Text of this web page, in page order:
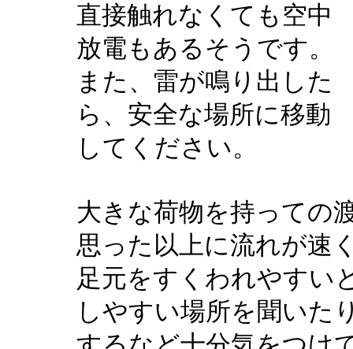
直接触れなくても空中
放電もあるそうです。
また、雷が鳴り出した
ら、安全な場所に移動
してください。
大きな荷物を持っての
思った以上に流れが速
足元をすくわれやすい
しやすい場所を聞いた